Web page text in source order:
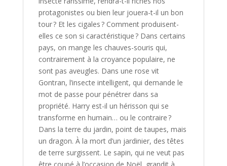
protagonistes ou bien leur jouera-t-il un bon
tour ? Et les cigales ? Comment produisent-
elles ce son si caractéristique ? Dans certains
pays, on mange les chauves-souris qui,
contrairement à la croyance populaire, ne
sont pas aveugles. Dans une rose vit
Gontran, l’insecte intelligent, qui demande le
mot de passe pour pénétrer dans sa
propriété. Harry est-il un hérisson qui se
transforme en humain… ou le contraire ?
Dans la terre du jardin, point de taupes, mais
un dragon. À la mort d’un jardinier, des têtes
de terre surgissent. Le sapin, qui ne veut pas
être coupé à l’occasion de Noël, grandit à